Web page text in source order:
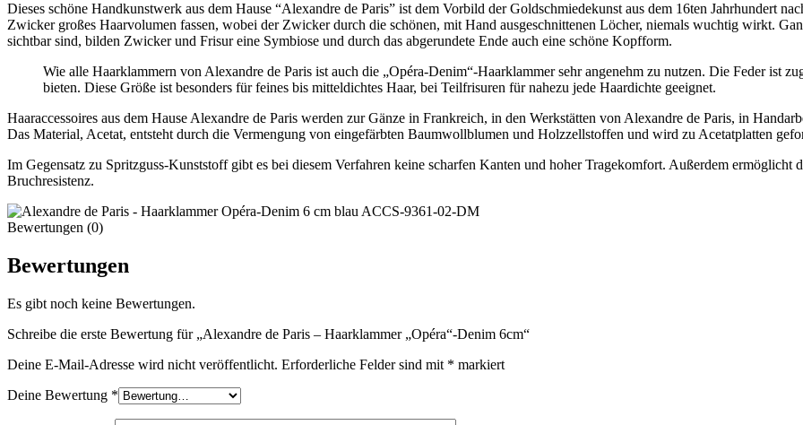
Dieses schöne Handkunstwerk aus dem Hause “Alexandre de Paris” ist dem Vorbild der Goldschmiedekunst aus dem 16ten Jahrhundert
Zwicker großes Haarvolumen fassen, wobei der Zwicker durch die schönen, mit Hand ausgeschnittenen Löcher, niemals wuchtig wirkt.
sichtbar sind, bilden Zwicker und Frisur eine Symbiose und durch das abgerundete Ende auch eine schöne Kopfform.
Wie alle Haarklammern von Alexandre de Paris ist auch die „Opéra-Denim“-Haarklammer sehr angenehm zu nutzen. Die Feder ist
bieten. Diese Größe ist besonders für feines bis mitteldichtes Haar, bei Teilfrisuren für nahezu jede Haardichte geeignet.
Haaraccessoires aus dem Hause Alexandre de Paris werden zur Gänze in Frankreich, in den Werkstätten von Alexandre de Paris, in
Das Material, Acetat, entsteht durch die Vermengung von eingefärbten Baumwollblumen und Holzzellstoffen und wird zu Acetatplatten
Im Gegensatz zu Spritzguss-Kunststoff gibt es bei diesem Verfahren keine scharfen Kanten und hoher Tragekomfort. Außerdem ermöglicht
Bruchresistenz.
Bewertungen (0)
Bewertungen
Es gibt noch keine Bewertungen.
Schreibe die erste Bewertung für „Alexandre de Paris – Haarklammer „Opéra“-Denim 6cm“
Deine E-Mail-Adresse wird nicht veröffentlicht. Erforderliche Felder sind mit * markiert
Deine Bewertung *